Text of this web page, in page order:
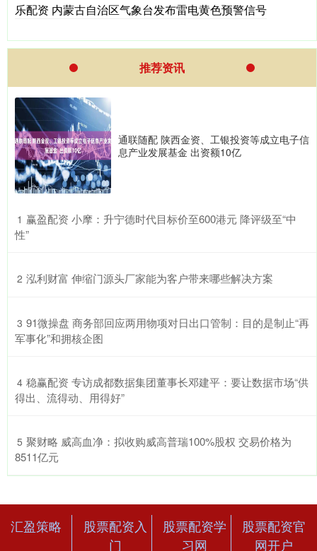
乐配资 内蒙古自治区气象台发布雷电黄色预警信号
推荐资讯
通联随配 陕西金资、工银投资等成立电子信
息产业发展基金 出资额10亿
1 ​赢盈配资 小摩：升宁德时代目标价至600港元 降评级至“中
性”
2 ​泓利财富 伸缩门源头厂家能为客户带来哪些解决方案
3 ​91微操盘 商务部回应两用物项对日出口管制：目的是制止“再
军事化”和拥核企图
4 ​稳赢配资 专访成都数据集团董事长邓建平：要让数据市场“供
得出、流得动、用得好”
5 ​聚财略 威高血净：拟收购威高普瑞100%股权 交易价格为
8511亿元
汇盈策略
股票配资入
门
股票配资学
习网
股票配资官
网开户